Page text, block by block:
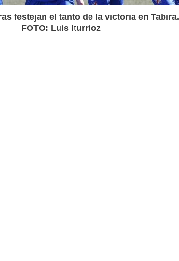
festejan el tanto de la victoria en Tabira.
FOTO: Luis Iturrioz